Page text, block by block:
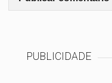
PUBLICIDADE